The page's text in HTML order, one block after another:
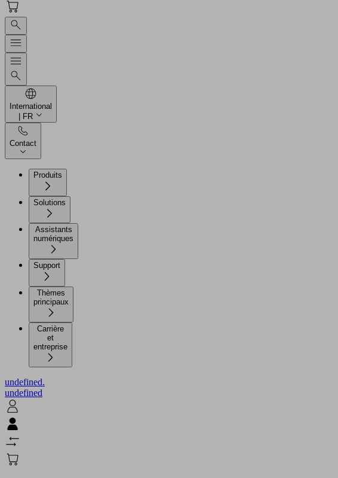
International
| FR
Contact
Produits
Solutions
Assistants
numériques
Support
Thèmes
principaux
Carrière
et
entreprise
undefined.
undefined